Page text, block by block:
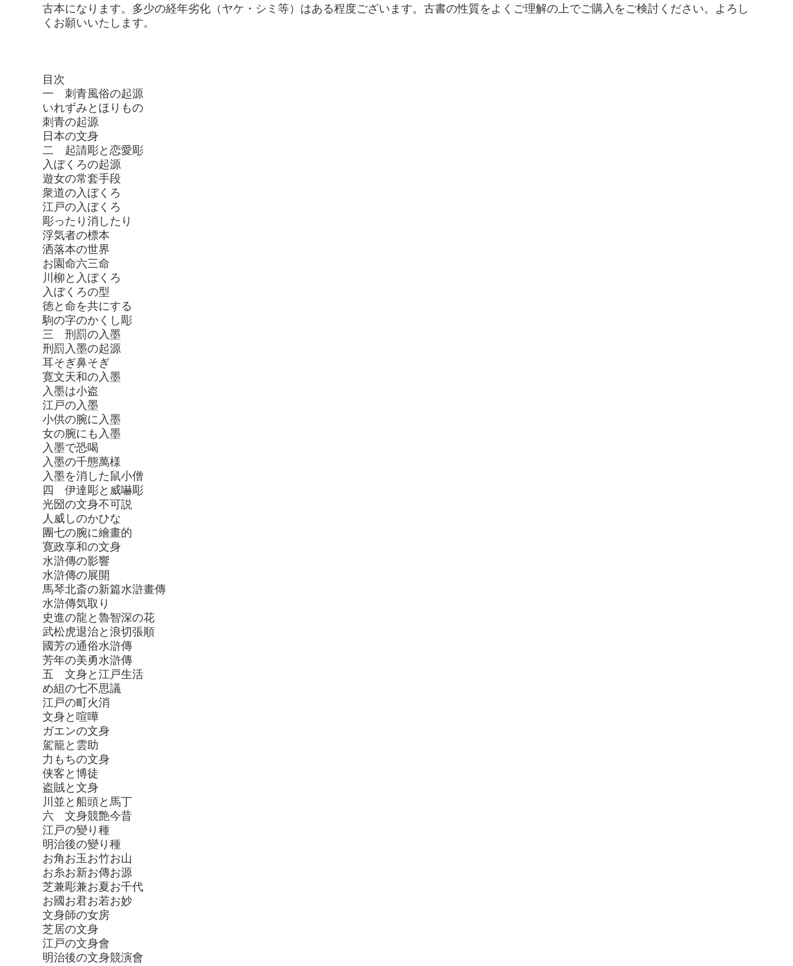
古本になります。多少の経年劣化（ヤケ・シミ等）はある程度ございます。古書の性質をよくご理解の上でご購入をご検討ください。よろし
くお願いいたします。
目次
一 刺青風俗の起源
いれずみとほりもの
刺青の起源
日本の文身
二 起請彫と恋愛彫
入ぼくろの起源
遊女の常套手段
衆道の入ぼくろ
江戸の入ぼくろ
彫ったり消したり
浮気者の標本
洒落本の世界
お園命六三命
川柳と入ぼくろ
入ぼくろの型
徳と命を共にする
駒の字のかくし彫
三 刑罰の入墨
刑罰入墨の起源
耳そぎ鼻そぎ
寛文天和の入墨
入墨は小盗
江戸の入墨
小供の腕に入墨
女の腕にも入墨
入墨で恐喝
入墨の千態萬様
入墨を消した鼠小僧
四 伊達彫と威嚇彫
光圀の文身不可説
人威しのかひな
團七の腕に繪畫的
寛政享和の文身
水滸傳の影響
水滸傳の展開
馬琴北斎の新篇水滸畫傳
水滸傳気取り
史進の龍と魯智深の花
武松虎退治と浪切張順
國芳の通俗水滸傳
芳年の美勇水滸傳
五 文身と江戸生活
め組の七不思議
江戸の町火消
文身と喧嘩
ガエンの文身
駕籠と雲助
力もちの文身
侠客と博徒
盗賊と文身
川並と船頭と馬丁
六 文身競艶今昔
江戸の變り種
明治後の變り種
お角お玉お竹お山
お糸お新お傳お源
芝兼彫兼お夏お千代
お國お君お若お妙
文身師の女房
芝居の文身
江戸の文身會
明治後の文身競演會